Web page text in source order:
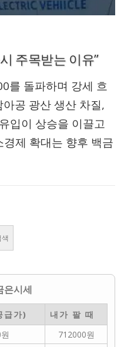
주목받는 이유”
를 돌파하며 강세 흐
공 광산 생산 차질,
입이 상승을 이끌고
제 확대는 향후 백금
색
은시세
급가)
내가 팔 때
712000원